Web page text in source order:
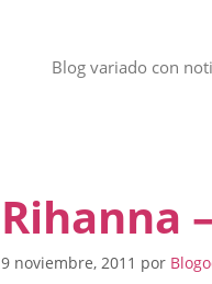
Blog variado con
Rihanna
9 noviembre, 2011 por